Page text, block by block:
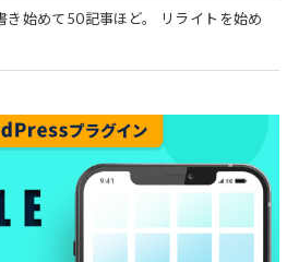
き始めて50記事ほど。 リライトを始め